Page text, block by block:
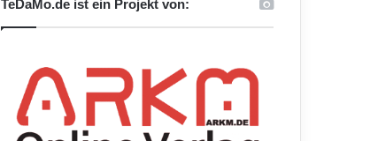
TeDaMo.de ist ein Projekt von: